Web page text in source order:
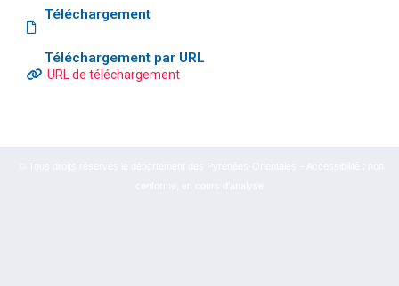
Téléchargement
Téléchargement par URL
URL de téléchargement